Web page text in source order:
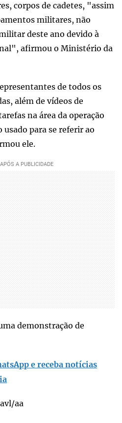
corpos de cadetes, "assim
militares, não
deste ano devido à
afirmou o Ministério da
de todos os
além de vídeos de
na área da operação
para se referir ao
ele.
demonstração de
e receba notícias
aa